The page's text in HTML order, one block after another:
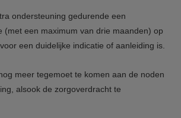
ondersteuning gedurende een
(met een maximum van drie maanden) op
een duidelijke indicatie of aanleiding is.
meer tegemoet te komen aan de noden
alsook de zorgoverdracht te